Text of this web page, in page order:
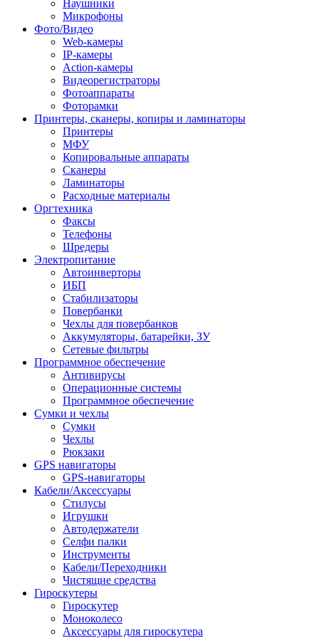
Наушники
Микрофоны
Фото/Видео
Web-камеры
IP-камеры
Action-камеры
Видеорегистраторы
Фотоаппараты
Фоторамки
Принтеры, сканеры, копиры и ламинаторы
Принтеры
МФУ
Копировальные аппараты
Сканеры
Ламинаторы
Расходные материалы
Оргтехника
Факсы
Телефоны
Шредеры
Электропитание
Автоинверторы
ИБП
Стабилизаторы
Повербанки
Чехлы для повербанков
Аккумуляторы, батарейки, ЗУ
Сетевые фильтры
Программное обеспечение
Антивирусы
Операционные системы
Программное обеспечение
Сумки и чехлы
Сумки
Чехлы
Рюкзаки
GPS навигаторы
GPS-навигаторы
Кабели/Аксессуары
Стилусы
Игрушки
Автодержатели
Селфи палки
Инструменты
Кабели/Переходники
Чистящие средства
Гироскутеры
Гироскутер
Моноколесо
Аксессуары для гироскутера